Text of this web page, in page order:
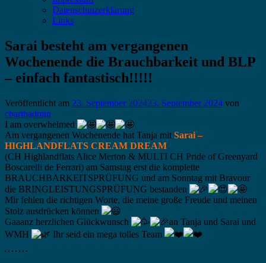
Datenschutzerklärung
Links
Sarai besteht am vergangenen
Wochenende die Brauchbarkeit und BLP
– einfach fantastisch!!!!!
Veröffentlicht am 23. September 202423. September 2024 von
cbarthadmin
I am overwhelmed
Am vergangenen Wochenende hat Tanja mit Sarai –
HIGHLANDFLATS CREAM DREAM
(CH Highlandflats Alice Merton & MULTI CH Pride of Greenyard
Boscarelli de Ferrari) am Samstag erst die komplette
BRAUCHBARKEITSPRÜFUNG und am Sonntag mit Bravour
die BRINGLEISTUNGSPRÜFUNG bestanden
Mir fehlen die richtigen Worte, die meine große Freude und meinen
Stolz ausdrücken können
Gaaanz herzlichen Glückwunsch
an Tanja und Sarai und
WMH
Ihr seid ein mega tolles Team